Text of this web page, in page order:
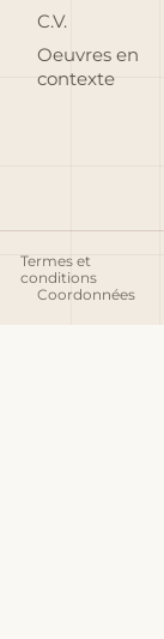
C.V.
Oeuvres en
contexte
Termes et
conditions
Coordonnées